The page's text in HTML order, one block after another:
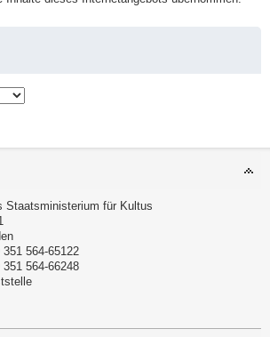
Staatsministerium für Kultus
351 564-65122
351 564-66248